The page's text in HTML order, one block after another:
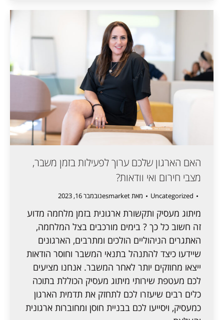
האם הארגון שלכם ערוך לפעילות בזמן משבר,
מצבי חירום ואי וודאות?
Uncategorized מאתesmarketנובמבר 16, 2023
מיתוג מעסיק ותקשורת ארגונית בזמן מלחמה מדוע
זה חשוב כל כך ? בימים מורכבים בצל המלחמה,
האתגרים הניהוליים הולכים ומתרבים, הארגונים
שיידעו כיצד להתנהל בתנאי המשבר וחוסר הודאות
ייצאו מחוזקים יותר לאחר המשבר. אנחנו מציעים
לכם מעטפת שירותי מיתוג מעסיק הכוללת בתוכה
כלים רבים שיעזרו לכם לתחזק את תדמית הארגון
כמעסיק, ויסייעו לכם בבניית חוסן ומחוברות ארגונית